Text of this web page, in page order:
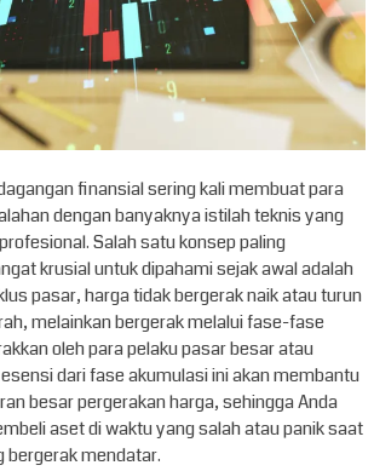
finansial sering kali membuat para
dengan banyaknya istilah teknis yang
Salah satu konsep paling
krusial untuk dipahami sejak awal adalah
pasar, harga tidak bergerak naik atau turun
melainkan bergerak melalui fase-fase
oleh para pelaku pasar besar atau
dari fase akumulasi ini akan membantu
besar pergerakan harga, sehingga Anda
aset di waktu yang salah atau panik saat
mendatar.